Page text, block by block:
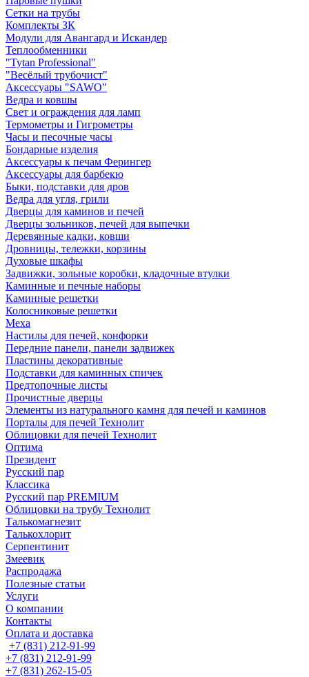
Сетки на трубы
Комплекты ЗК
Модули для Авангард и Искандер
Теплообменники
"Tytan Professional"
"Весёлый трубочист"
Аксессуары "SAWO"
Ведра и ковшы
Свет и ограждения для ламп
Термометры и Гигрометры
Часы и песочные часы
Бондарные изделия
Аксессуары к печам Ферингер
Аксессуары для барбекю
Быки, подставки для дров
Ведра для угля, грили
Дверцы для каминов и печей
Дверцы зольников, печей для выпечки
Деревянные кадки, ковши
Дровницы, тележки, корзины
Духовые шкафы
Задвижки, зольные коробки, кладочные втулки
Каминные и печные наборы
Каминные решетки
Колосниковые решетки
Меха
Настилы для печей, конфорки
Передние панели, панели задвижек
Пластины декоративные
Подставки для каминных спичек
Предтопочные листы
Прочистные дверцы
Элементы из натурального камня для печей и каминов
Порталы для печей Технолит
Облицовки для печей Технолит
Оптима
Президент
Русский пар
Классика
Русский пар PREMIUM
Облицовки на трубу Технолит
Талькомагнезит
Талькохлорит
Серпентинит
Змеевик
Распродажа
Полезные статьи
Услуги
О компании
Контакты
Оплата и доставка
+7 (831) 212-91-99
+7 (831) 212-91-99
+7 (831) 262-15-05